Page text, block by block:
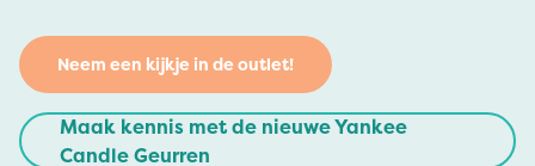
Neem een kijkje in de outlet!
Maak kennis met de nieuwe Yankee
Candle Geurren